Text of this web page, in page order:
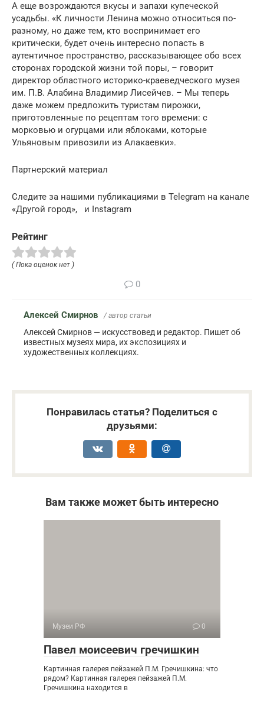
А еще возрождаются вкусы и запахи купеческой
усадьбы. «К личности Ленина можно относиться по-
разному, но даже тем, кто воспринимает его
критически, будет очень интересно попасть в
аутентичное пространство, рассказывающее обо всех
сторонах городской жизни той поры, – говорит
директор областного историко-краеведческого музея
им. П.В. Алабина Владимир Лисейчев. – Мы теперь
даже можем предложить туристам пирожки,
приготовленные по рецептам того времени: с
морковью и огурцами или яблоками, которые
Ульяновым привозили из Алакаевки».
Партнерский материал
Следите за нашими публикациями в Telegram на канале
«Другой город», и Instagram
Рейтинг
( Пока оценок нет )
0
Алексей Смирнов / автор статьи
Алексей Смирнов — искусствовед и редактор. Пишет об
известных музеях мира, их экспозициях и
художественных коллекциях.
Понравилась статья? Поделиться с
друзьями:
Вам также может быть интересно
Музеи РФ 0
Павел моисеевич гречишкин
Картинная галерея пейзажей П.М. Гречишкина: что
рядом? Картинная галерея пейзажей П.М.
Гречишкина находится в